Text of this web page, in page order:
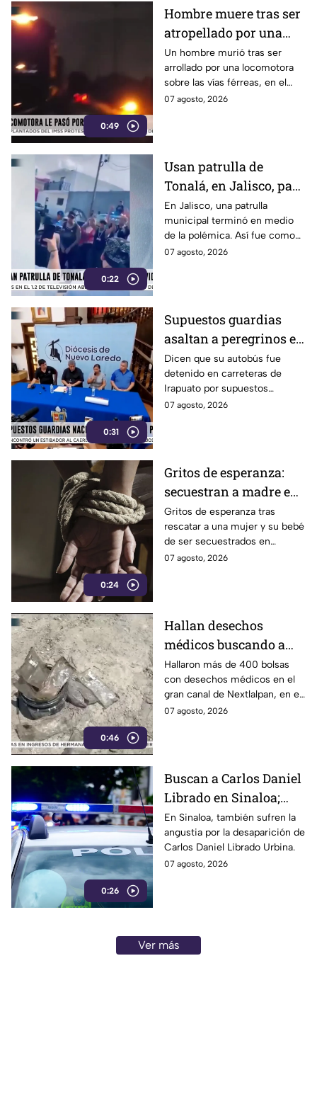
0:49
Hombre muere tras ser
atropellado por una
locomotora en Tlaxcala
Un hombre murió tras ser
arrollado por una locomotora
sobre las vías férreas, en el
municipio de San Luis
07 agosto, 2026
0:22
Usan patrulla de
Tonalá, en Jalisco, para
grabar un video de rap
En Jalisco, una patrulla
municipal terminó en medio
de la polémica. Así fue como
un grupo de jóvenes utilizó la
07 agosto, 2026
0:31
Supuestos guardias
asaltan a peregrinos en
Tamaulipas
Dicen que su autobús fue
detenido en carreteras de
Irapuato por supuestos
“guardias nacionales”, pero
07 agosto, 2026
0:24
Gritos de esperanza:
secuestran a madre e
hijo en Zacatecas
Gritos de esperanza tras
rescatar a una mujer y su bebé
de ser secuestrados en
Valparaíso, Zacatecas.
07 agosto, 2026
0:46
Hallan desechos
médicos buscando a
menor en el Estado de
México
Hallaron más de 400 bolsas
con desechos médicos en el
gran canal de Nextlalpan, en el
Estado de México.
07 agosto, 2026
0:26
Buscan a Carlos Daniel
Librado en Sinaloa;
viajó a Mazatlán por
trabajo
En Sinaloa, también sufren la
angustia por la desaparición de
Carlos Daniel Librado Urbina.
07 agosto, 2026
Ver más